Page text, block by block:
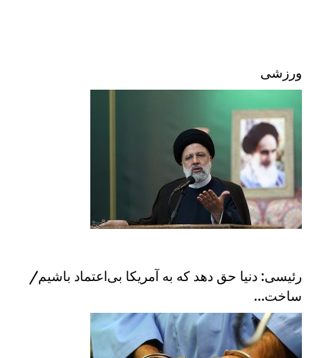
ورزشی
رئیسی: دنیا حق دهد که به آمریکا بی‌اعتماد باشیم/
ساخت…